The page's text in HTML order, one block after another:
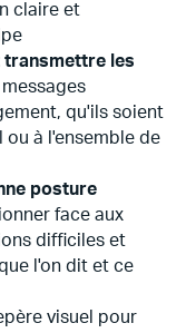
claire et
transmettre les
qu'ils soient
à l'ensemble de
posture
face aux
difficiles et
l'on dit et ce
visuel pour